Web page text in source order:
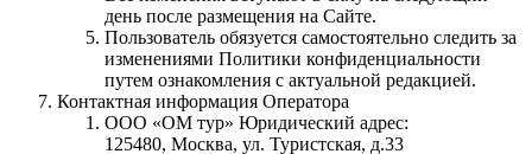
день после размещения на Сайте.
Пользователь обязуется самостоятельно следить за
изменениями Политики конфиденциальности
путем ознакомления с актуальной редакцией.
Контактная информация Оператора
ООО «ОМ тур» Юридический адрес:
125480, Москва, ул. Туристская, д.33